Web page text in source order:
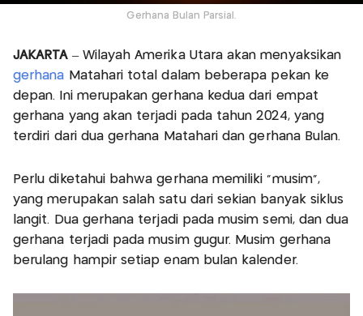
Gerhana Bulan Parsial.
JAKARTA– Wilayah Amerika Utara akan menyaksikan
gerhana Matahari total dalam beberapa pekan ke
depan. Ini merupakan gerhana kedua dari empat
gerhana yang akan terjadi pada tahun 2024, yang
terdiri dari dua gerhana Matahari dan gerhana Bulan.
Perlu diketahui bahwa gerhana memiliki “musim”,
yang merupakan salah satu dari sekian banyak siklus
langit. Dua gerhana terjadi pada musim semi, dan dua
gerhana terjadi pada musim gugur. Musim gerhana
berulang hampir setiap enam bulan kalender.